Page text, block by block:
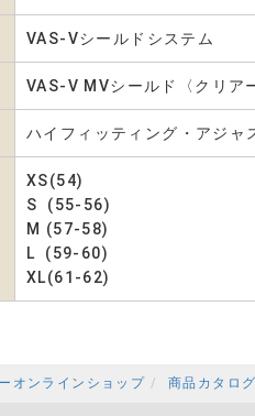
VAS-Vシールドシステム
VAS-V MVシールド〈クリア
ハイフィッティング・アジャ
XS(54)
S (55-56)
M (57-58)
L (59-60)
XL(61-62)
オンラインショップ 商品カタログ